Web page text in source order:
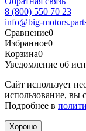
8 (800) 550 70 23
info@big-
Сравнение0
Избранное0
Корзина0
Уведомление об
Сайт использует
использование, вы
Подробнее в
Хорошо